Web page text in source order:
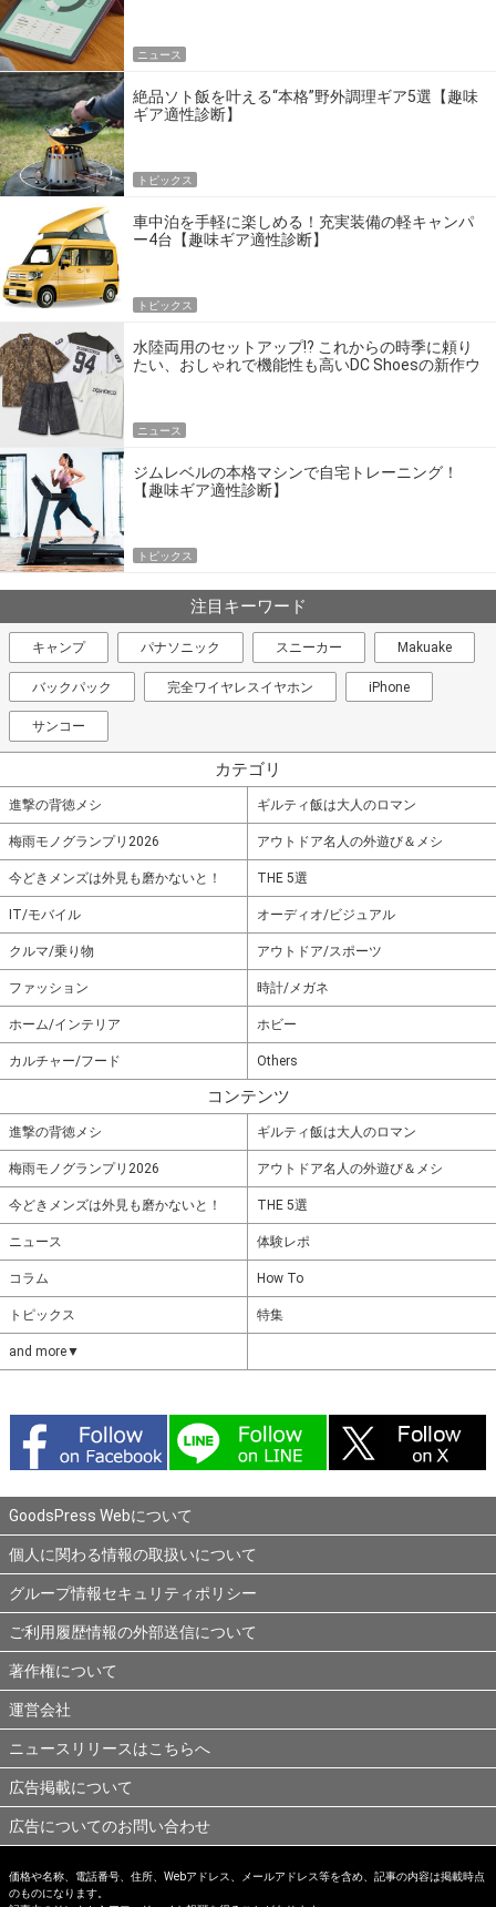
ニュース
絶品ソト飯を叶える“本格”野外調理ギア5選【趣味
ギア適性診断】
トピックス
車中泊を手軽に楽しめる！充実装備の軽キャンパ
ー4台【趣味ギア適性診断】
トピックス
水陸両用のセットアップ!? これからの時季に頼り
たい、おしゃれで機能性も高いDC Shoesの新作ウ
ニュース
ジムレベルの本格マシンで自宅トレーニング！
【趣味ギア適性診断】
トピックス
注目キーワード
キャンプ パナソニック スニーカー Makuake
バックパック 完全ワイヤレスイヤホン iPhone
サンコー
カテゴリ
進撃の背徳メシ ギルティ飯は大人のロマン
梅雨モノグランプリ2026 アウトドア名人の外遊び＆メシ
今どきメンズは外見も磨かないと！ THE 5選
IT/モバイル オーディオ/ビジュアル
クルマ/乗り物 アウトドア/スポーツ
ファッション 時計/メガネ
ホーム/インテリア ホビー
カルチャー/フード Others
コンテンツ
進撃の背徳メシ ギルティ飯は大人のロマン
梅雨モノグランプリ2026 アウトドア名人の外遊び＆メシ
今どきメンズは外見も磨かないと！ THE 5選
ニュース 体験レポ
コラム How To
トピックス 特集
and more▼
GoodsPress Webについて
個人に関わる情報の取扱いについて
グループ情報セキュリティポリシー
ご利用履歴情報の外部送信について
著作権について
運営会社
ニュースリリースはこちらへ
広告掲載について
広告についてのお問い合わせ
価格や名称、電話番号、住所、Webアドレス、メールアドレス等を含め、記事の内容は掲載時点
のものになります。